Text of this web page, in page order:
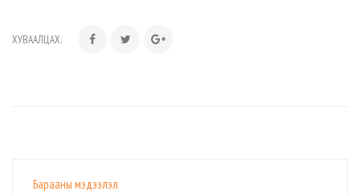
ХУВААЛЦАХ:
Барааны мэдээлэл